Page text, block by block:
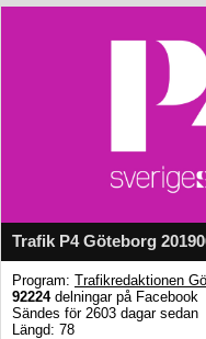
Trafik P4 Göteborg
Program: Trafikredaktionen
92224delningar på Facebook
Sändes för 2603 dagar sedan
Längd: 78